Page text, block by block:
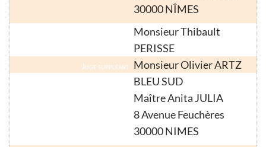
30000 NÎMES
Monsieur Thibault
PERISSE
Juge suppléant Monsieur Olivier ARTZ
BLEU SUD
Maître Anita JULIA
8 Avenue Feuchères
30000 NIMES